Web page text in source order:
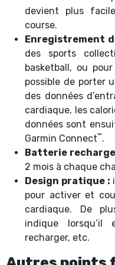
devient plus
course.
Enregistrement
des sports
basketball, ou
possible de porter
des données
cardiaque, les
données sont
Garmin Connect™.
Batterie
2 mois à chaque
Design pratique :
pour activer et
cardiaque. De
indique
recharger, etc.